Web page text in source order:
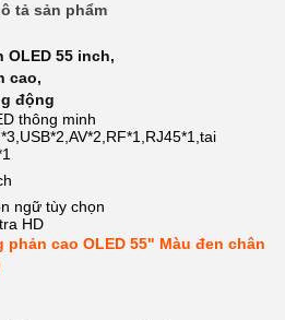
tả sản phẩm
OLED 55 inch,
cao,
động
thông minh
ngữ tùy chọn
HD
cao OLED 55" Màu đen chân